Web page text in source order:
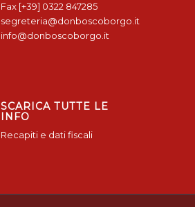
Fax [+39] 0322 847285
segreteria@donboscoborgo.it
info@donboscoborgo.it
SCARICA TUTTE LE
INFO
Recapiti e dati fiscali